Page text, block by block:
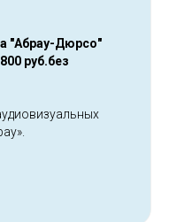
"Абрау-Дюрсо"
руб.без